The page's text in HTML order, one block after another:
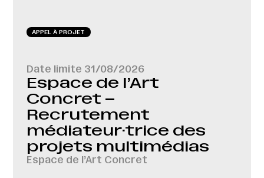
APPEL À PROJET
Date limite 31/08/2026
Espace de l’Art
Concret –
Recrutement
médiateur·trice des
projets multimédias
Espace de l’Art Concret